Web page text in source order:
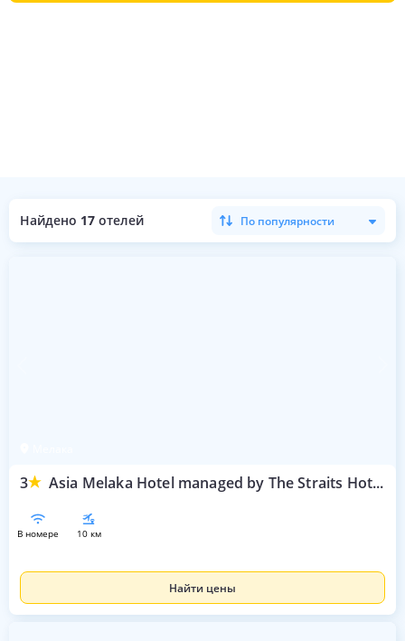
Найдено 17 отелей По популярности
3 Asia Melaka Hotel managed by The Straits Hotel & Suites
в номере 10 км
Найти цены